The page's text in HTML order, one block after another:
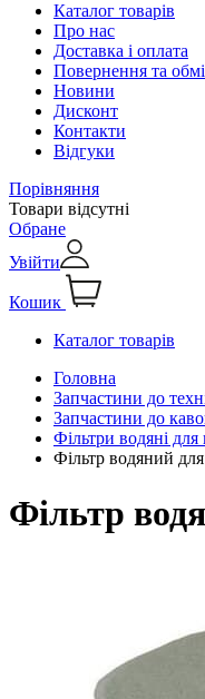
Каталог товарів
Про нас
Доставка і оплата
Повернення та
Новини
Дисконт
Контакти
Відгуки
Порівняння
Товари відсутні
Обране
Увійти
Кошик
Каталог товарів
Головна
Запчастини до
Запчастини до
Фільтри водяні для
Фільтр водяний
Фільтр